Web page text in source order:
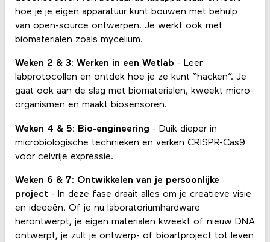
hoe je je eigen apparatuur kunt bouwen met behulp
van open-source ontwerpen. Je werkt ook met
biomaterialen zoals mycelium.
Weken 2 & 3: Werken in een Wetlab - Leer
labprotocollen en ontdek hoe je ze kunt “hacken”. Je
gaat ook aan de slag met biomaterialen, kweekt micro-
organismen en maakt biosensoren.
Weken 4 & 5: Bio-engineering - Duik dieper in
microbiologische technieken en verken CRISPR-Cas9
voor celvrije expressie.
Weken 6 & 7: Ontwikkelen van je persoonlijke
project - In deze fase draait alles om je creatieve visie
en ideeeën. Of je nu laboratoriumhardware
herontwerpt, je eigen materialen kweekt of nieuw DNA
ontwerpt, je zult je ontwerp- of bioartproject tot leven